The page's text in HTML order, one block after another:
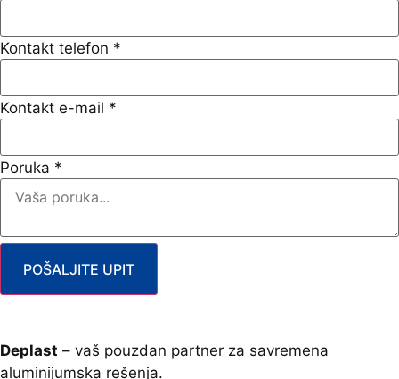
Kontakt telefon *
Kontakt e-mail *
Poruka *
POŠALJITE UPIT
Deplast – vaš pouzdan partner za savremena
aluminijumska rešenja.